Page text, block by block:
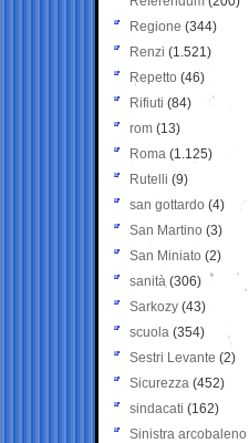
Regione (344)
Renzi (1.521)
Repetto (46)
Rifiuti (84)
rom (13)
Roma (1.125)
Rutelli (9)
san gottardo (4)
San Martino (3)
San Miniato (2)
sanità (306)
Sarkozy (43)
scuola (354)
Sestri Levante (2)
Sicurezza (452)
sindacati (162)
Sinistra arcobaleno